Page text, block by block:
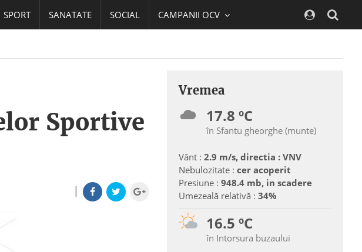
SPORT SANATATE SOCIAL CAMPANII OCV
Sportive
|
Vremea
17.8 ºC
în Sfantu gheorghe (munte)
Vânt : 2.9 m/s, directia : VNV
Nebulozitate : cer acoperit
Presiune : 948.4 mb, in scadere
Umezeală relativă : 34%
16.5 ºC
în Intorsura buzaului